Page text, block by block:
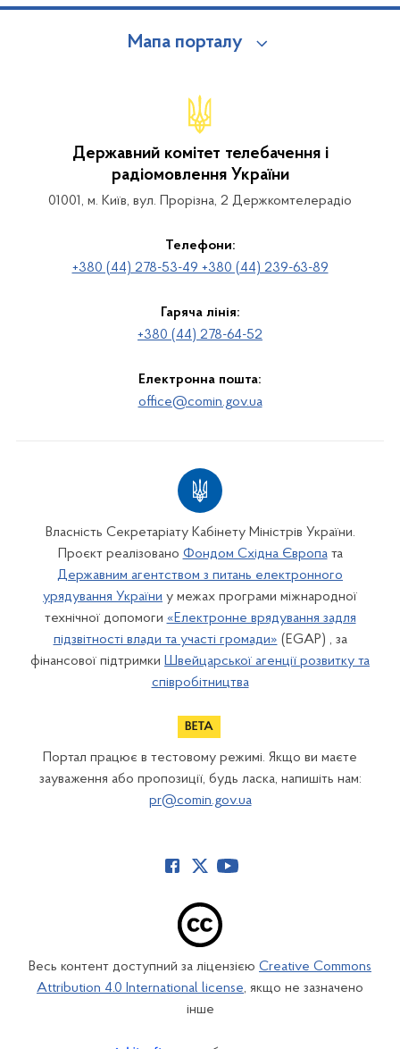
Мапа порталу
Державний комітет телебачення і
радіомовлення України
01001, м. Київ, вул. Прорізна, 2 Держкомтелерадіо
Телефони:
+380 (44) 278-53-49 +380 (44) 239-63-89
Гаряча лінія:
+380 (44) 278-64-52
Електронна пошта:
office@comin.gov.ua
Власність Секретаріату Кабінету Міністрів України.
Проєкт реалізовано Фондом Східна Європата
Державним агентством з питань електронного
урядування України у межах програми міжнародної
технічної допомоги «Електронне врядування задля
підзвітності влади та участі громади» (EGAP) , за
фінансової підтримки Швейцарської агенції розвитку та
співробітництва
Портал працює в тестовому режимі. Якщо ви маєте
зауваження або пропозиції, будь ласка, напишіть нам:
pr@comin.gov.ua
Весь контент доступний за ліцензією Creative Commons
Attribution 4.0 International license, якщо не зазначено
інше